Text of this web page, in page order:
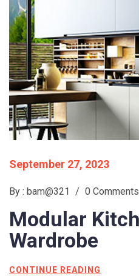
September 27, 2023
By : bam@321 / 0 Comments
Modular
Wardrobe
CONTINUE READING